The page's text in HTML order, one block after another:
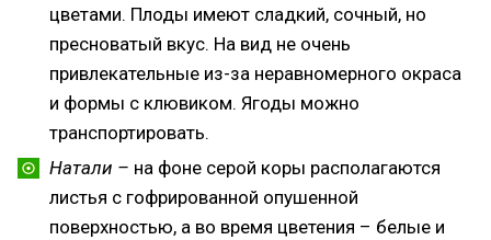
цветами. Плоды имеют сладкий, сочный, но
пресноватый вкус. На вид не очень
привлекательные из-за неравномерного окраса
и формы с клювиком. Ягоды можно
транспортировать.
Натали – на фоне серой коры располагаются
листья с гофрированной опушенной
поверхностью, а во время цветения – белые и